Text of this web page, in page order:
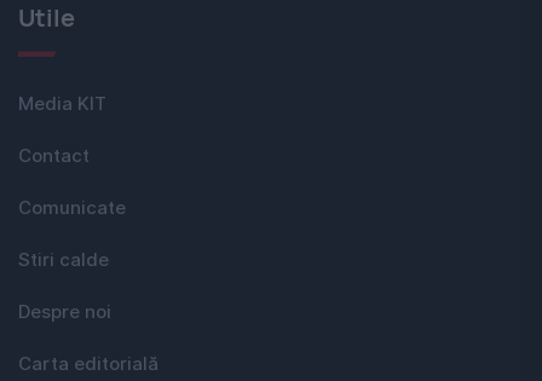
Utile
Media KIT
Contact
Comunicate
Stiri calde
Despre noi
Carta editorială